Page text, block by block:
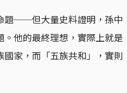
題──但大量史料證明，孫中
。他的最終理想，實際上就是
家，而「五族共和」，實則